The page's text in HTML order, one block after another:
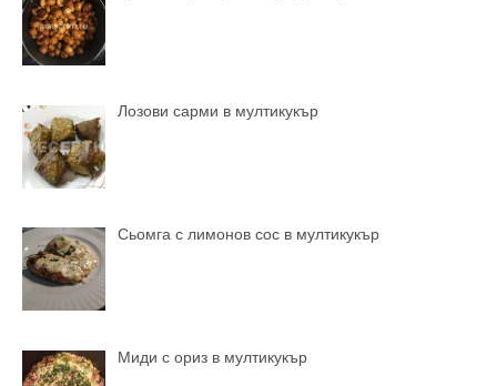
Лозови сарми в мултикукър
Сьомга с лимонов сос в мултикукър
Миди с ориз в мултикукър